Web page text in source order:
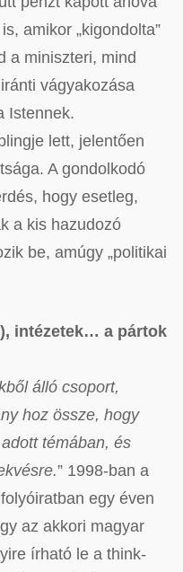
amikor „kigondolta”
a miniszteri, mind
vágyakozása
Istennek.
lett, jelentően
A gondolkodó
hogy esetleg,
a kis hazudozó
be, amúgy „politikai
intézetek… a pártok
álló csoport,
hoz össze, hogy
témában, és
” 1998-ban a
egy éven
az akkori magyar
írható le a think-